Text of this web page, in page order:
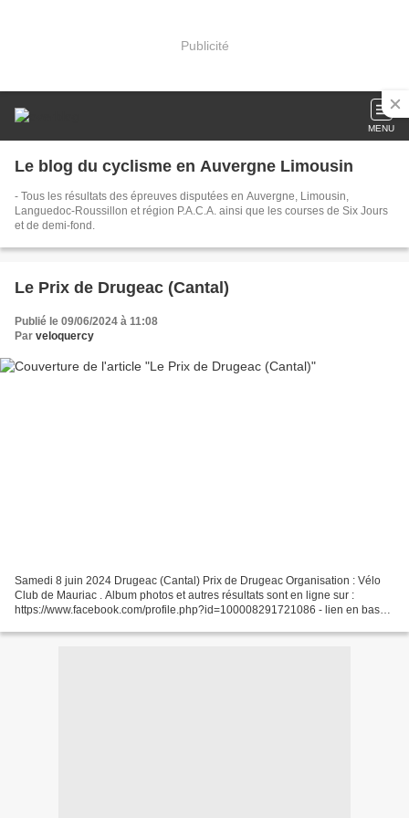
Publicité
MENU
Le blog du cyclisme en Auvergne Limousin
- Tous les résultats des épreuves disputées en Auvergne, Limousin,
Languedoc-Roussillon et région P.A.C.A. ainsi que les courses de Six Jours
et de demi-fond.
Le Prix de Drugeac (Cantal)
Publié le 09/06/2024 à 11:08
Par veloquercy
Samedi 8 juin 2024 Drugeac (Cantal) Prix de Drugeac Organisation : Vélo
Club de Mauriac . Album photos et autres résultats sont en ligne sur :
https://www.facebook.com/profile.php?id=100008291721086 - lien en bas